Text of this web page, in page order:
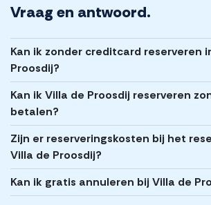
Vraag en antwoord.
Kan ik zonder creditcard reserveren
Proosdij?
Kan ik Villa de Proosdij reserveren
betalen?
Zijn er reserveringskosten bij het
Villa de Proosdij?
Kan ik gratis annuleren bij Villa de